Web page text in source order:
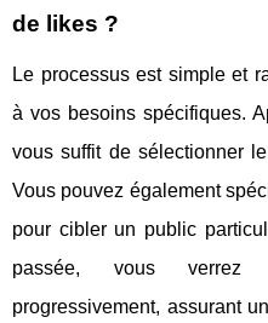
de likes ?
Le processus est simple et
à vos besoins spécifiques.
vous suffit de sélectionner
Vous pouvez également
pour cibler un public
passée, vous verrez
progressivement, assurant